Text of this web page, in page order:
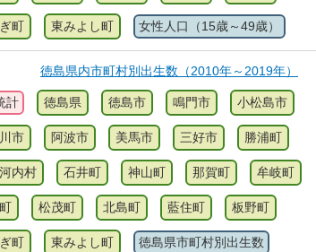
町 東みよし町 女性人口（15歳～49歳）
徳島県内市町村別出生数（2010年～2019年）
計 徳島県 徳島市 鳴門市 小松島市
市 阿波市 美馬市 三好市 勝浦町
内村 石井町 神山町 那賀町 牟岐町
松茂町 北島町 藍住町 板野町
町 東みよし町 徳島県市町村別出生数